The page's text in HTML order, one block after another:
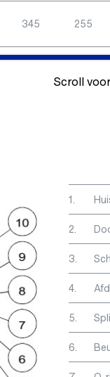
345 255
Scroll
1.
2.
3.
4.
5.
6.